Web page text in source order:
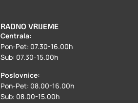
RADNO VRIJEME
Centrala:
Pon-Pet: 07.30-16.00h
Sub: 07.30-15.00h
Poslovnice:
Pon-Pet: 08.00-16.00h
Sub: 08.00-15.00h